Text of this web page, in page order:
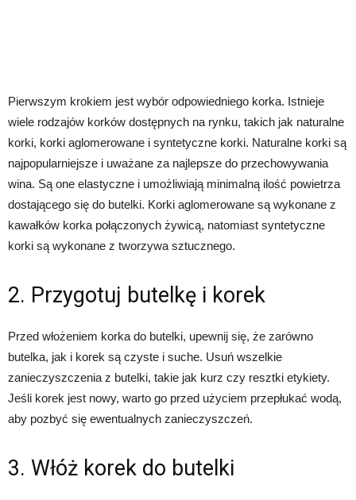
Pierwszym krokiem jest wybór odpowiedniego korka. Istnieje
wiele rodzajów korków dostępnych na rynku, takich jak naturalne
korki, korki aglomerowane i syntetyczne korki. Naturalne korki są
najpopularniejsze i uważane za najlepsze do przechowywania
wina. Są one elastyczne i umożliwiają minimalną ilość powietrza
dostającego się do butelki. Korki aglomerowane są wykonane z
kawałków korka połączonych żywicą, natomiast syntetyczne
korki są wykonane z tworzywa sztucznego.
2. Przygotuj butelkę i korek
Przed włożeniem korka do butelki, upewnij się, że zarówno
butelka, jak i korek są czyste i suche. Usuń wszelkie
zanieczyszczenia z butelki, takie jak kurz czy resztki etykiety.
Jeśli korek jest nowy, warto go przed użyciem przepłukać wodą,
aby pozbyć się ewentualnych zanieczyszczeń.
3. Włóż korek do butelki